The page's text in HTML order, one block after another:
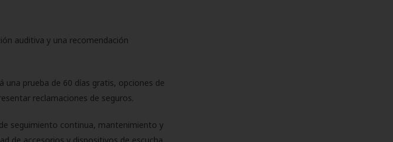
auditiva y una recomendación
una prueba de 60 días gratis, opciones de
reclamaciones de seguros.
seguimiento continua, mantenimiento y